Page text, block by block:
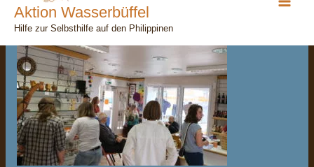
Aktion Wasserbüffel
Hilfe zur Selbsthilfe auf den Philippinen
Vonwasserbuefffel/16. Juli 2023